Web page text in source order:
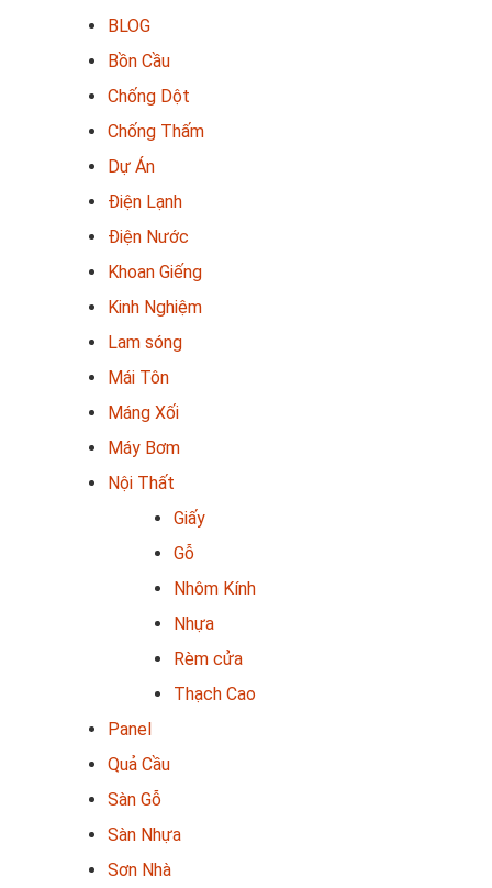
BLOG
Bồn Cầu
Chống Dột
Chống Thấm
Dự Án
Điện Lạnh
Điện Nước
Khoan Giếng
Kinh Nghiệm
Lam sóng
Mái Tôn
Máng Xối
Máy Bơm
Nội Thất
Giấy
Gỗ
Nhôm Kính
Nhựa
Rèm cửa
Thạch Cao
Panel
Quả Cầu
Sàn Gỗ
Sàn Nhựa
Sơn Nhà